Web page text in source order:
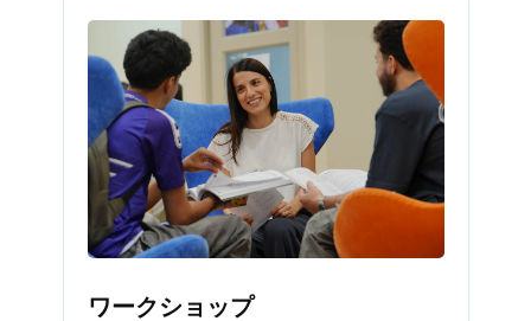
ワークショップ